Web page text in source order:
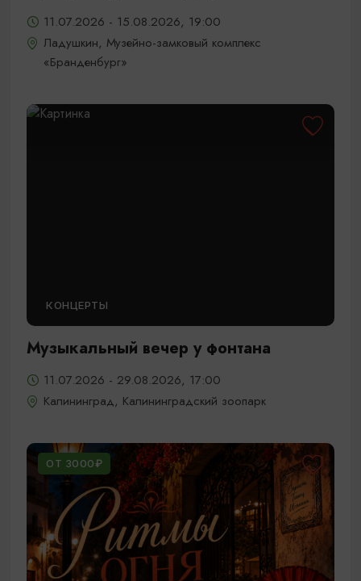
11.07.2026 - 15.08.2026, 19:00
Ладушкин, Музейно-замковый комплекс
«Бранденбург»
КОНЦЕРТЫ
Музыкальный вечер у фонтана
11.07.2026 - 29.08.2026, 17:00
Калининград, Калининградский зоопарк
ОТ 3000₽